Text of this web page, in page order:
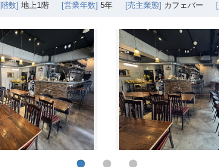
[階数] 地上1階 [営業年数] 5年 [売主業態] カフェバー